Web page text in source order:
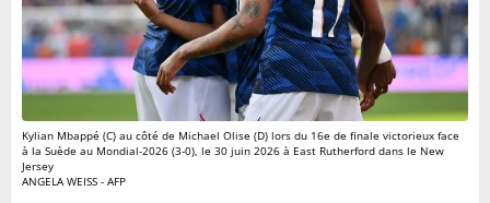
Kylian Mbappé (C) au côté de Michael Olise (D) lors du 16e de finale victorieux face
à la Suède au Mondial-2026 (3-0), le 30 juin 2026 à East Rutherford dans le New
Jersey
ANGELA WEISS - AFP